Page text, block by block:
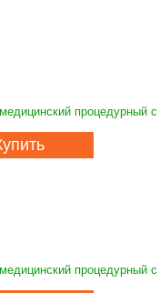
процедурный
процедурный